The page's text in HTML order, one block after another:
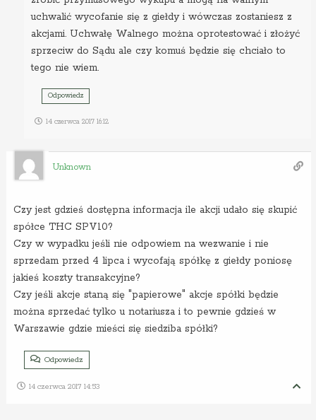
uchwalić wycofanie się z giełdy i wówczas zostaniesz z
akcjami. Uchwałę Walnego można oprotestować i złożyć
sprzeciw do Sądu ale czy komuś będzie się chciało to
tego nie wiem.
Odpowiedz
14 czerwca 2017 16:12
Unknown
Czy jest gdzieś dostępna informacja ile akcji udało się skupić
spółce THC SPV10?
Czy w wypadku jeśli nie odpowiem na wezwanie i nie
sprzedam przed 4 lipca i wycofają spółkę z giełdy poniosę
jakieś koszty transakcyjne?
Czy jeśli akcje staną się "papierowe" akcje spółki będzie
można sprzedać tylko u notariusza i to pewnie gdzieś w
Warszawie gdzie mieści się siedziba spółki?
Odpowiedz
14 czerwca 2017 14:53